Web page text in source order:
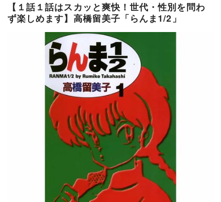
【１話１話はスカッと爽快！世代・性別を問わ
ず楽しめます】高橋留美子「らんま1/2」